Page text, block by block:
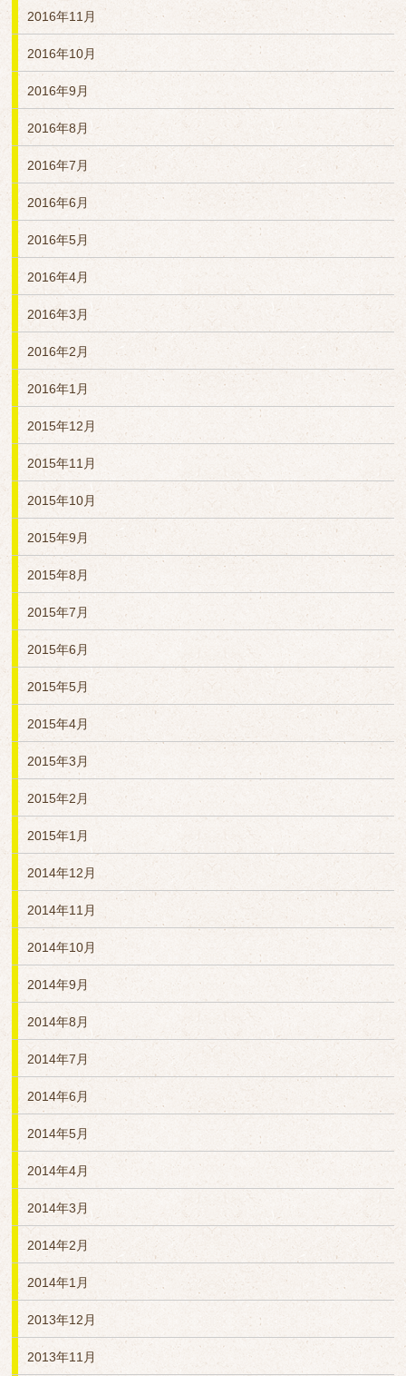
2016年11月
2016年10月
2016年9月
2016年8月
2016年7月
2016年6月
2016年5月
2016年4月
2016年3月
2016年2月
2016年1月
2015年12月
2015年11月
2015年10月
2015年9月
2015年8月
2015年7月
2015年6月
2015年5月
2015年4月
2015年3月
2015年2月
2015年1月
2014年12月
2014年11月
2014年10月
2014年9月
2014年8月
2014年7月
2014年6月
2014年5月
2014年4月
2014年3月
2014年2月
2014年1月
2013年12月
2013年11月